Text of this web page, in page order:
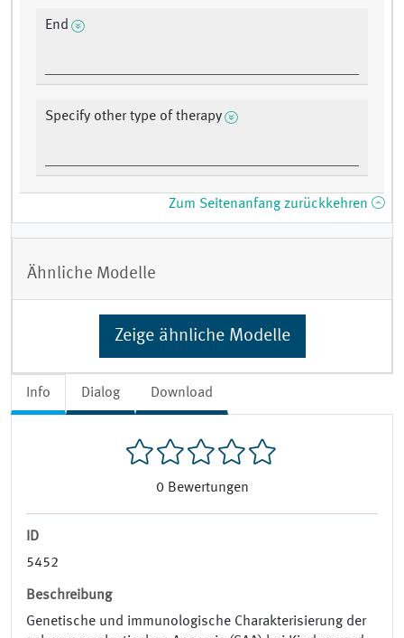
Info Dialog Download
0 Bewertungen
ID
5452
Beschreibung
Genetische und immunologische Charakterisierung der
End
Specify other type of therapy
Zum Seitenanfang zurückkehren
Ähnliche Modelle
Zeige ähnliche Modelle